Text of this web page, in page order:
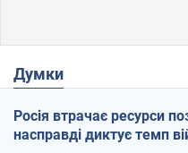
Думки
Росія втрачає ресурси
насправді диктує темп